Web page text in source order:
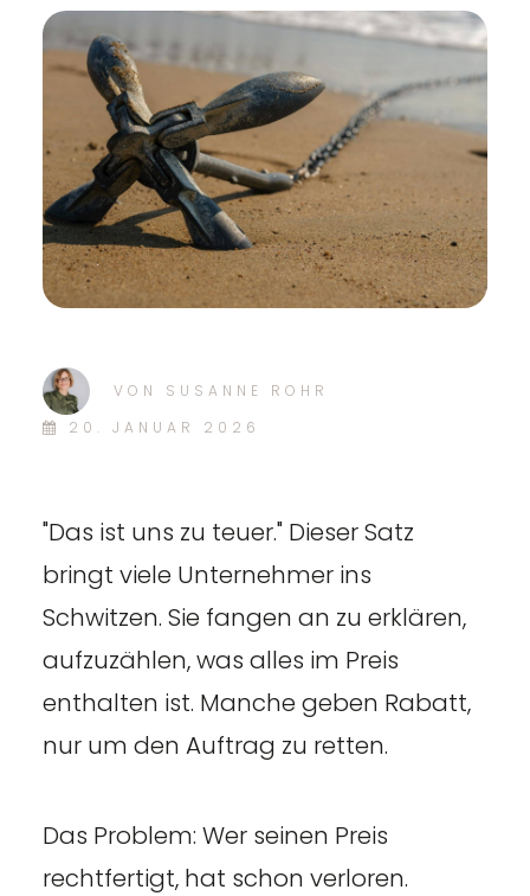
VON
SUSANNE ROHR
20. JANUAR 2026
"Das ist uns zu teuer." Dieser Satz
bringt viele Unternehmer ins
Schwitzen. Sie fangen an zu erklären,
aufzuzählen, was alles im Preis
enthalten ist. Manche geben Rabatt,
nur um den Auftrag zu retten.
Das Problem: Wer seinen Preis
rechtfertigt, hat schon verloren.